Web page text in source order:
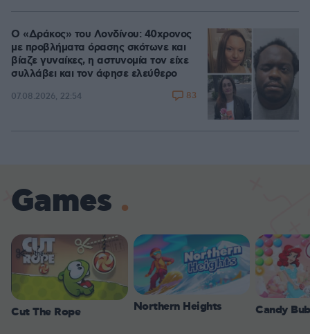
Ο «Δράκος» του Λονδίνου: 40χρονος
με προβλήματα όρασης σκότωνε και
βίαζε γυναίκες, η αστυνομία τον είχε
συλλάβει και τον άφησε ελεύθερο
07.08.2026, 22:54 83
Games
Cut The Rope Northern Heights Candy